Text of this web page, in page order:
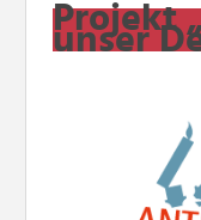
Projekt
unser